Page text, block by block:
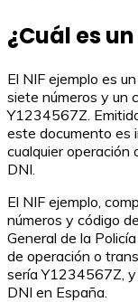
¿Cuál es
El NIF ejemplo es
siete números y un
Y1234567Z.
este documento es
cualquier operación
DNI.
El NIF ejemplo,
números y código
General de la
de operación o
sería Y1234567Z, y
DNI en España.